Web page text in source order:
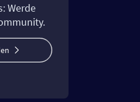
Werde